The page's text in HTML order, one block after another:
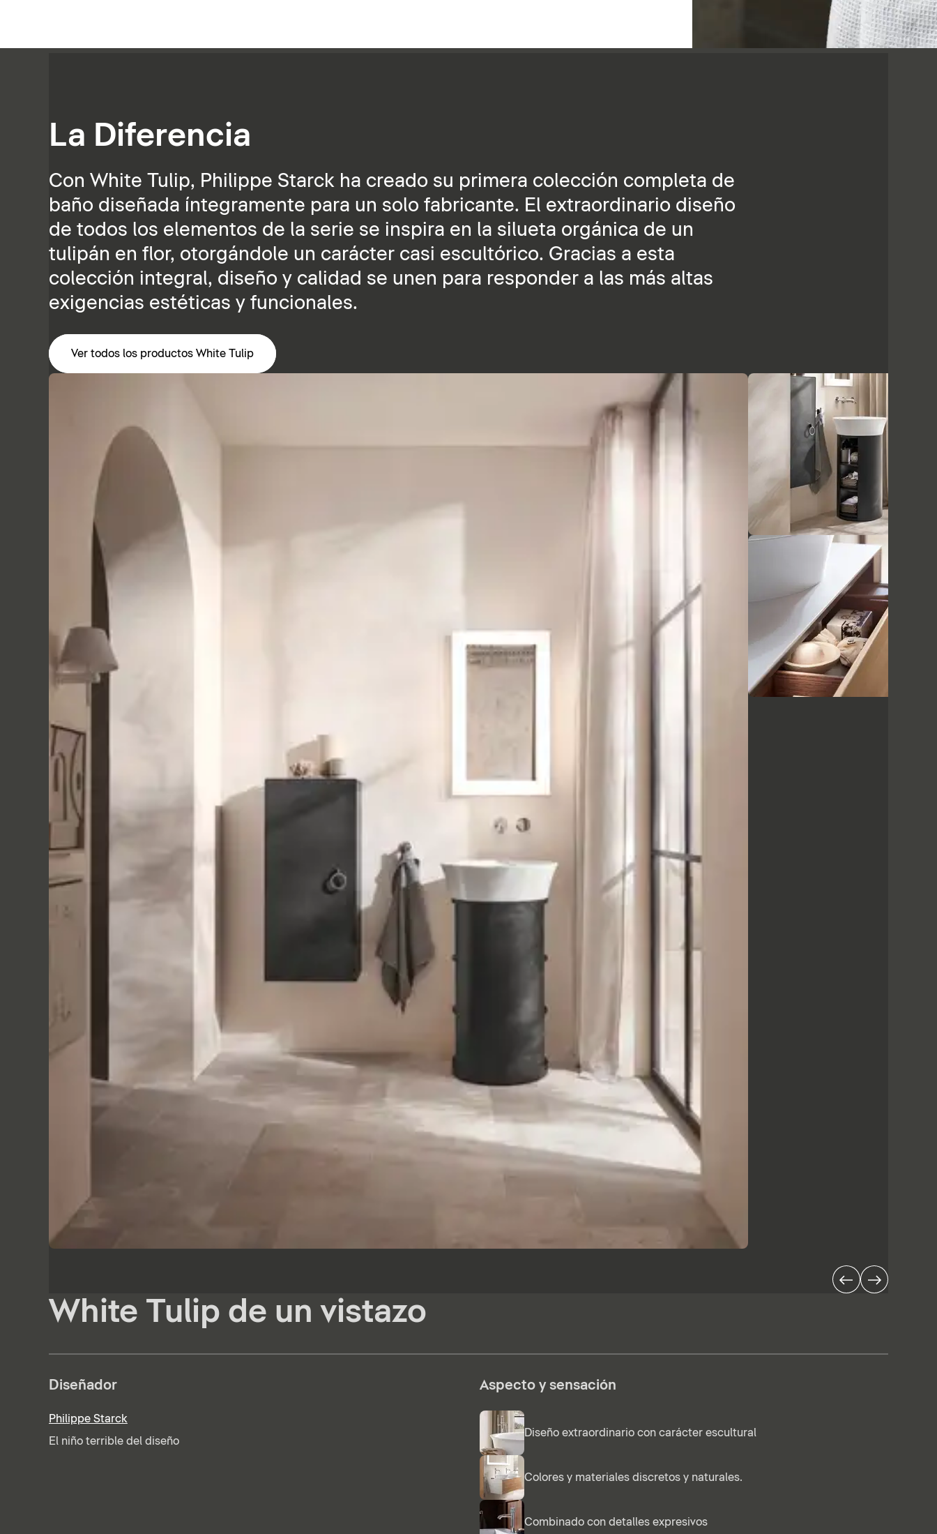
La Diferencia
Con White Tulip, Philippe Starck ha creado su primera colección completa de
baño diseñada íntegramente para un solo fabricante. El extraordinario diseño
de todos los elementos de la serie se inspira en la silueta orgánica de un
tulipán en flor, otorgándole un carácter casi escultórico. Gracias a esta
colección integral, diseño y calidad se unen para responder a las más altas
exigencias estéticas y funcionales.
Ver todos los productos White Tulip
White Tulip de un vistazo
Diseñador
Philippe Starck
El niño terrible del diseño
Aspecto y sensación
Diseño extraordinario con carácter escultural
Colores y materiales discretos y naturales.
Combinado con detalles expresivos